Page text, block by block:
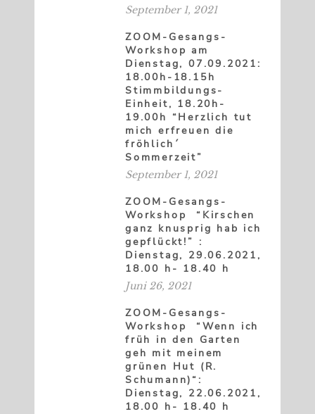
September 1, 2021
ZOOM-Gesangs-
Workshop am
Dienstag, 07.09.2021:
18.00h-18.15h
Stimmbildungs-
Einheit, 18.20h-
19.00h “Herzlich tut
mich erfreuen die
fröhlich´
Sommerzeit”
September 1, 2021
ZOOM-Gesangs-
Workshop “Kirschen
ganz knusprig hab ich
gepflückt!” :
Dienstag, 29.06.2021,
18.00 h- 18.40 h
Juni 26, 2021
ZOOM-Gesangs-
Workshop “Wenn ich
früh in den Garten
geh mit meinem
grünen Hut (R.
Schumann)“:
Dienstag, 22.06.2021,
18.00 h- 18.40 h